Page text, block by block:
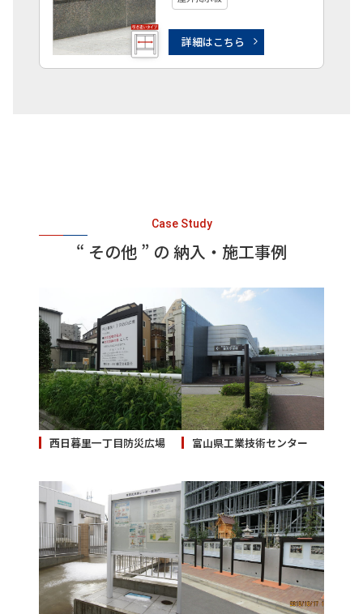
詳細はこちら
“ その他 ” の 納入・施工事例
Case Study
西日暮里一丁目防災広場 富山県工業技術センター